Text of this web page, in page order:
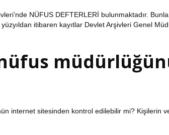
NÜFUS DEFTERLERİ bulunmaktadır.
itibaren kayıtlar Devlet Arşivleri Genel
internet sitesinden kontrol edilebilir mi? Kişilerin